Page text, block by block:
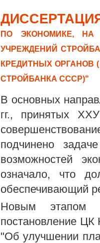
ПО ЭКОНОМИКЕ, НА
УЧРЕЖДЕНИЙ
КРЕДИТНЫХ ОРГАНОВ
СТРОЙБАНКА СССР)"
В основных
гг., принятых
подчинено
возможностей
означало, что
обеспечивающий
Новым этапом
постановление
"Об улучшении